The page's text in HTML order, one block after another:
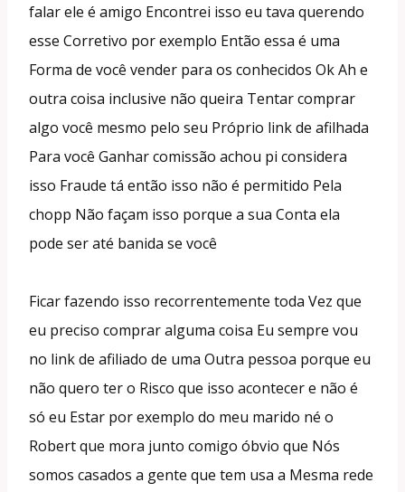
falar ele é amigo Encontrei isso eu tava querendo
esse Corretivo por exemplo Então essa é uma
Forma de você vender para os conhecidos Ok Ah e
outra coisa inclusive não queira Tentar comprar
algo você mesmo pelo seu Próprio link de afilhada
Para você Ganhar comissão achou pi considera
isso Fraude tá então isso não é permitido Pela
chopp Não façam isso porque a sua Conta ela
pode ser até banida se você
Ficar fazendo isso recorrentemente toda Vez que
eu preciso comprar alguma coisa Eu sempre vou
no link de afiliado de uma Outra pessoa porque eu
não quero ter o Risco que isso acontecer e não é
só eu Estar por exemplo do meu marido né o
Robert que mora junto comigo óbvio que Nós
somos casados a gente que tem usa a Mesma rede